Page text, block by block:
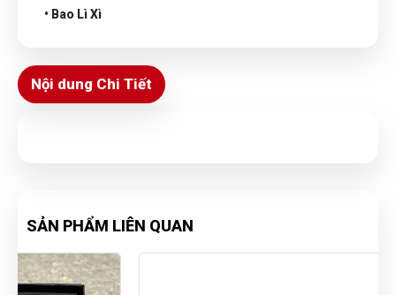
• Bao Lì Xì
Nội dung Chi Tiết
SẢN PHẨM LIÊN QUAN